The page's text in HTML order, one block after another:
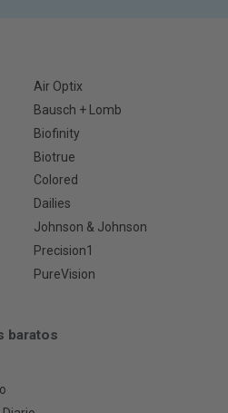
Air Optix
Bausch + Lomb
Biofinity
Biotrue
Colored
Dailies
Johnson & Johnson
Precision1
PureVision
baratos